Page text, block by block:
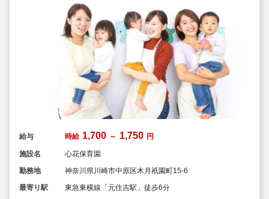
給与 時給 1,700 ～ 1,750 円
施設名
心花保育園
勤務地
神奈川県川崎市中原区木月祇園町15-6
最寄り駅
東急東横線「元住吉駅」徒歩6分